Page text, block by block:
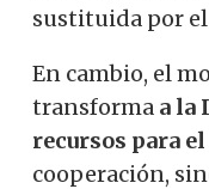
sustituida por
En cambio, el
transforma a la
recursos para
cooperación,